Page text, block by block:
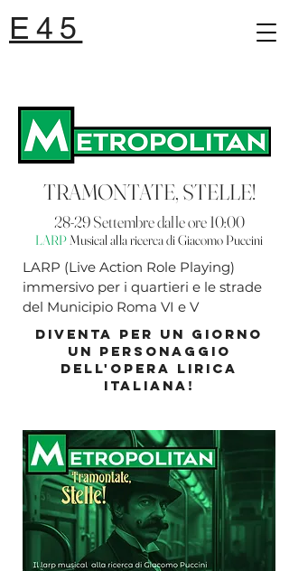
E45
TRAMONTATE, STELLE!
28-29 Settembre dalle ore 10:00
LARPMusical alla ricerca di Giacomo Puccini
LARP (Live Action Role Playing)
immersivo per i quartieri e le strade
del Municipio Roma VI e V
diventa per un giorno
UN personaggiO
dell'opera lirica
italiana!